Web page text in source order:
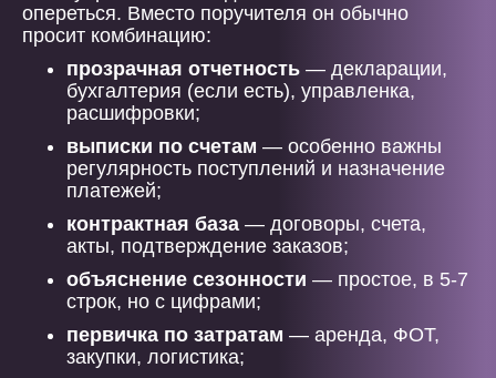
опереться. Вместо поручителя он обычно
просит комбинацию:
прозрачная отчетность — декларации,
бухгалтерия (если есть), управленка,
расшифровки;
выписки по счетам — особенно важны
регулярность поступлений и назначение
платежей;
контрактная база — договоры, счета,
акты, подтверждение заказов;
объяснение сезонности — простое, в 5-7
строк, но с цифрами;
первичка по затратам — аренда, ФОТ,
закупки, логистика;